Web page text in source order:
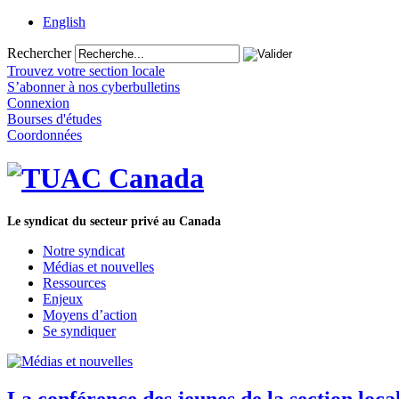
English
Rechercher
Trouvez votre section locale
S’abonner à nos cyberbulletins
Connexion
Bourses d'études
Coordonnées
Le syndicat du secteur privé au Canada
Notre syndicat
Médias et nouvelles
Ressources
Enjeux
Moyens d’action
Se syndiquer